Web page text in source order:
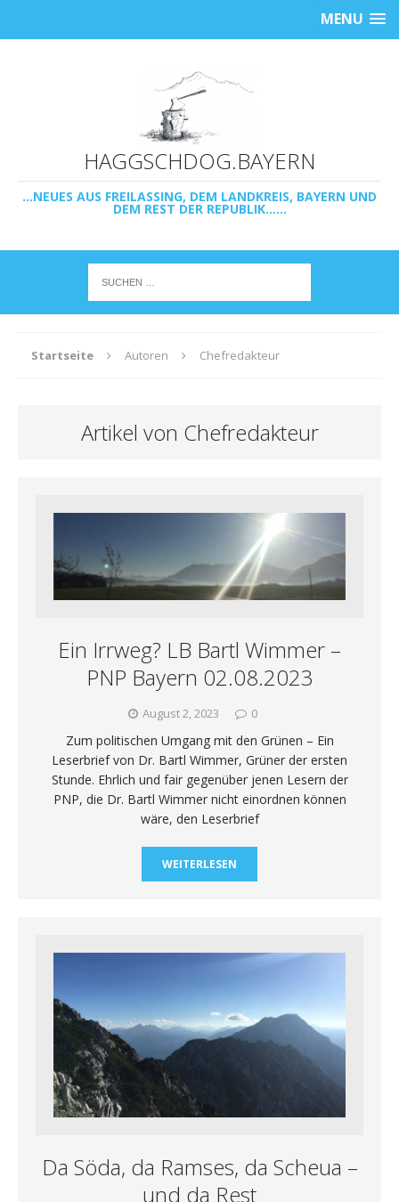
MENU
HAGGSCHDOG.BAYERN
...NEUES AUS FREILASSING, DEM LANDKREIS, BAYERN UND
DEM REST DER REPUBLIK......
Startseite Autoren Chefredakteur
Artikel von Chefredakteur
Ein Irrweg? LB Bartl Wimmer –
PNP Bayern 02.08.2023
August 2, 2023 0
Zum politischen Umgang mit den Grünen – Ein
Leserbrief von Dr. Bartl Wimmer, Grüner der ersten
Stunde. Ehrlich und fair gegenüber jenen Lesern der
PNP, die Dr. Bartl Wimmer nicht einordnen können
wäre, den Leserbrief
WEITERLESEN
Da Söda, da Ramses, da Scheua –
und da Rest